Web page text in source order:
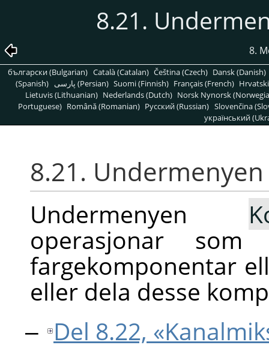
8.21.
8.
български (Bulgarian) Català (Catalan) Čeština (Czech) Dansk (Danish)
(Spanish)
پارسی (Persian) Suomi (Finnish) Français (French)
Lietuvis (Lithuanian) Nederlands (Dutch) Norsk Nynorsk
Portuguese) Română (Romanian) Pусский (Russian) Slovenčina
український
8.21.
Undermenyen
operasjonar
fargekomponentar
eller dela desse
Del 8.22,